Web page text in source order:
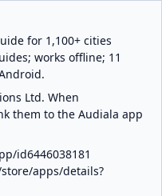
for 1,100+ cities
works offline; 11
Ltd. When
them to the Audiala app
id6446038181
apps/details?